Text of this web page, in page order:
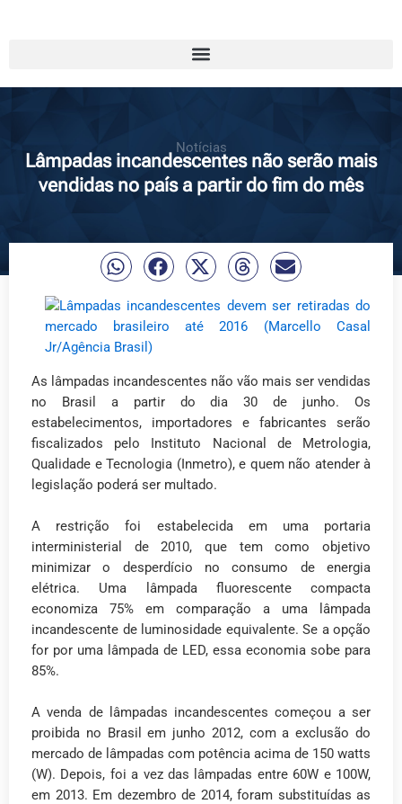
Notícias
Lâmpadas incandescentes não serão mais
vendidas no país a partir do fim do mês
As lâmpadas incandescentes não vão mais ser vendidas
no Brasil a partir do dia 30 de junho. Os
estabelecimentos, importadores e fabricantes serão
fiscalizados pelo Instituto Nacional de Metrologia,
Qualidade e Tecnologia (Inmetro), e quem não atender à
legislação poderá ser multado.
A restrição foi estabelecida em uma portaria
interministerial de 2010, que tem como objetivo
minimizar o desperdício no consumo de energia
elétrica. Uma lâmpada fluorescente compacta
economiza 75% em comparação a uma lâmpada
incandescente de luminosidade equivalente. Se a opção
for por uma lâmpada de LED, essa economia sobe para
85%.
A venda de lâmpadas incandescentes começou a ser
proibida no Brasil em junho 2012, com a exclusão do
mercado de lâmpadas com potência acima de 150 watts
(W). Depois, foi a vez das lâmpadas entre 60W e 100W,
em 2013. Em dezembro de 2014, foram substituídas as